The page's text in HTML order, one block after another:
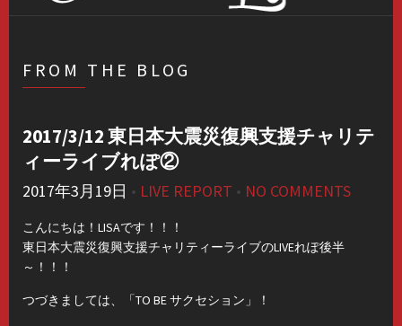
FROM THE BLOG
2017/3/12 東日本大震災復興支援チャリテ
ィーライブれぽ②
2017年3月19日 • LIVE REPORT • NO COMMENTS
こんにちは！LISAです！！！
東日本大震災復興支援チャリティーライブのLIVEれぽ後半
～！！！
つづきましては、「TO BE サクセション」！